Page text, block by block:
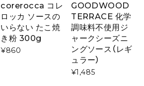
corerocca コレ
ロッカ ソースの
いらない たこ焼
き粉 300g
¥860
GOODWOOD
TERRACE 化学
調味料不使用ジ
ャークシーズニ
ングソース（レギ
ュラー）
¥1,485